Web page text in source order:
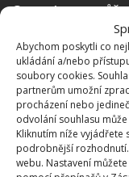
Abychom poskytli co
ukládání a/nebo
soubory cookies.
partnerům umožní
procházení nebo
odvolání souhlasu
Kliknutím níže vyjádřete
podrobnější
webu. Nastavení
Ocet vám
špínou na
můžete jej použít
veškerého prádla
v rychlovarných
Přestože jde o
nezpůsobuje
šetrný ke